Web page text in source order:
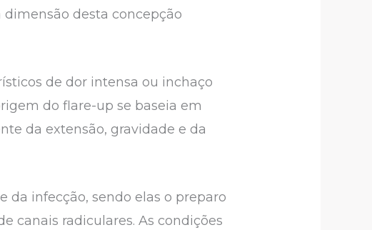
desta concepção
de dor intensa ou inchaço
do flare-up se baseia em
da extensão, gravidade e da
infecção, sendo elas o preparo
canais radiculares. As condições